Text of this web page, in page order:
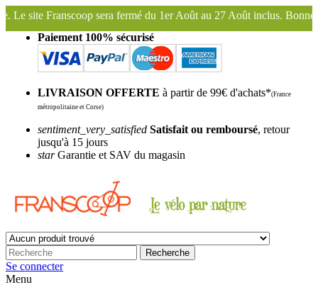
1er Août au 27 Août inclus. Bonnes vacances !
Franscoop, le
Paiement 100% sécurisé
LIVRAISON OFFERTE à partir de 99€ d'achats*(France
métropolitaine et Corse)
sentiment_very_satisfied Satisfait ou remboursé, retour
jusqu'à 15 jours
starGarantie et SAV du magasin
Recherche
Se connecter
Menu